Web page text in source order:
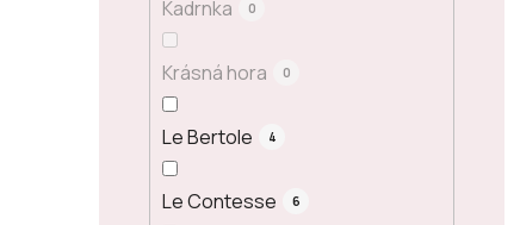
Kadrnka 0
Krásná hora 0
Le Bertole 4
Le Contesse 6